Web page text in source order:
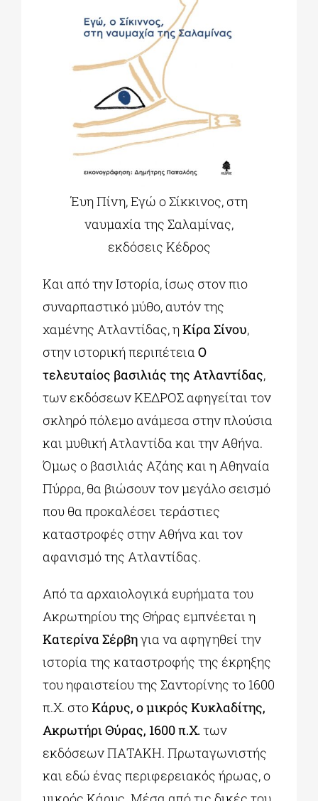
Έυη Πίνη, Εγώ ο Σίκκινος, στη
ναυμαχία της Σαλαμίνας,
εκδόσεις Κέδρος
Και από την Ιστορία, ίσως στον πιο
συναρπαστικό μύθο, αυτόν της
χαμένης Ατλαντίδας, ηΚίρα Σίνου,
στην ιστορική περιπέτεια Ο
τελευταίος βασιλιάς της Ατλαντίδας,
των εκδόσεων ΚΕΔΡΟΣ αφηγείται τον
σκληρό πόλεμο ανάμεσα στην πλούσια
και μυθική Ατλαντίδα και την Αθήνα.
Όμως ο βασιλιάς Αζάης και η Αθηναία
Πύρρα, θα βιώσουν τον μεγάλο σεισμό
που θα προκαλέσει τεράστιες
καταστροφές στην Αθήνα και τον
αφανισμό της Ατλαντίδας.
Από τα αρχαιολογικά ευρήματα του
Ακρωτηρίου της Θήρας εμπνέεται η
Κατερίνα Σέρβηγια να αφηγηθεί την
ιστορία της καταστροφής της έκρηξης
του ηφαιστείου της Σαντορίνης το 1600
π.Χ. στοΚάρυς, ο μικρός Κυκλαδίτης,
Ακρωτήρι Θύρας, 1600 π.Χ. των
εκδόσεων ΠΑΤΑΚΗ. Πρωταγωνιστής
και εδώ ένας περιφερειακός ήρωας, ο